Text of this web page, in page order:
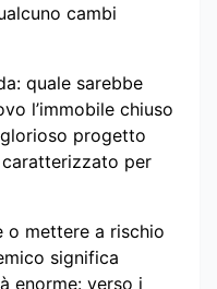
cambi
quale sarebbe
l’immobile chiuso
progetto
per
o mettere a rischio
significa
enorme: verso i